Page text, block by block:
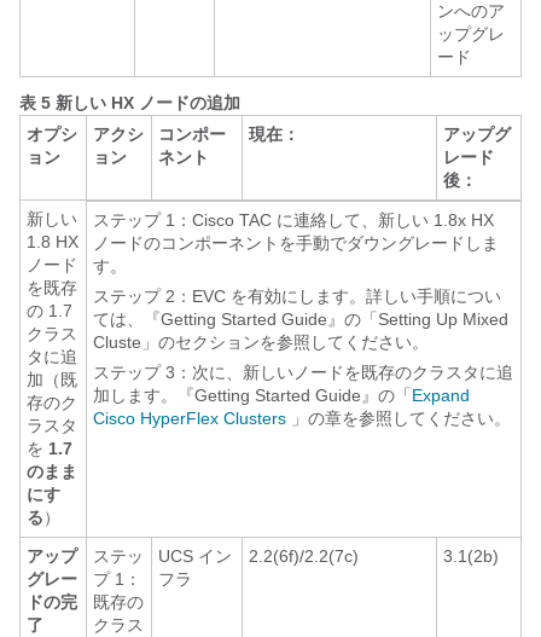
ンへのア
ップグレ
ード
表 5 新しい HX ノードの追加
オプシ
ョン
アクシ
ョン
コンポー
ネント
現在：
アップグ
レード
後：
新しい
1.8 HX
ノード
を既存
の 1.7
クラス
タに追
加（既
存のク
ラスタ
を 1.7
のまま
にす
る）
ステップ 1：Cisco TAC に連絡して、新しい 1.8x HX
ノードのコンポーネントを手動でダウングレードしま
す。
ステップ 2：EVC を有効にします。詳しい手順につい
ては、『Getting Started Guide』の「Setting Up Mixed
Cluste」のセクションを参照してください。
ステップ 3：次に、新しいノードを既存のクラスタに追
加します。『Getting Started Guide』の「 Expand
Cisco HyperFlex Clusters 」の章を参照してください。
アップ
グレー
ドの完
了
ステッ
プ 1：
既存の
クラス
UCS イン
フラ
2.2(6f)/2.2(7c) 3.1(2b)